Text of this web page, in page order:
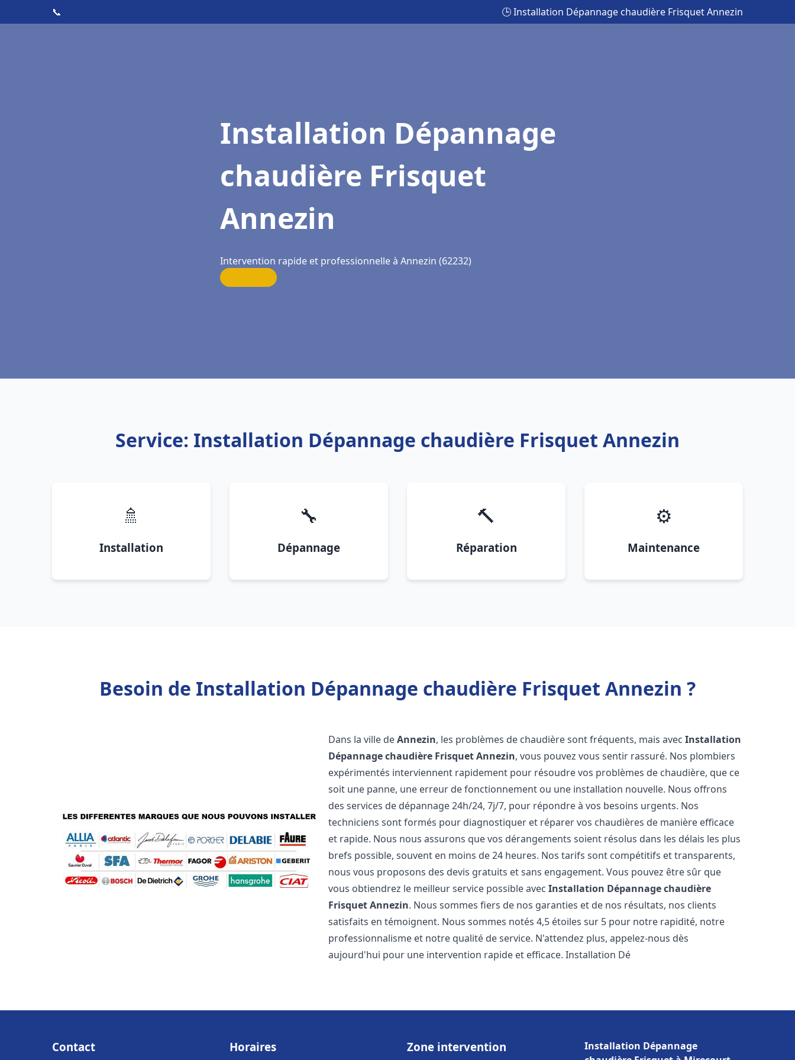
📞 🕒 Installation Dépannage chaudière Frisquet Annezin
Installation Dépannage
chaudière Frisquet
Annezin
Intervention rapide et professionnelle à Annezin (62232)
Service: Installation Dépannage chaudière Frisquet Annezin
🚿
Installation
🔧
Dépannage
🔨
Réparation
⚙️
Maintenance
Besoin de Installation Dépannage chaudière Frisquet Annezin ?
Dans la ville deAnnezin, les problèmes de chaudière sont fréquents, mais avecInstallation
Dépannage chaudière FrisquetAnnezin, vous pouvez vous sentir rassuré. Nos plombiers
expérimentés interviennent rapidement pour résoudre vos problèmes de chaudière, que ce
soit une panne, une erreur de fonctionnement ou une installation nouvelle. Nous offrons
des services de dépannage 24h/24, 7j/7, pour répondre à vos besoins urgents. Nos
techniciens sont formés pour diagnostiquer et réparer vos chaudières de manière efficace
et rapide. Nous nous assurons que vos dérangements soient résolus dans les délais les plus
brefs possible, souvent en moins de 24 heures. Nos tarifs sont compétitifs et transparents,
nous vous proposons des devis gratuits et sans engagement. Vous pouvez être sûr que
vous obtiendrez le meilleur service possible avecInstallation Dépannage chaudière
FrisquetAnnezin. Nous sommes fiers de nos garanties et de nos résultats, nos clients
satisfaits en témoignent. Nous sommes notés 4,5 étoiles sur 5 pour notre rapidité, notre
professionnalisme et notre qualité de service. N'attendez plus, appelez-nous dès
aujourd'hui pour une intervention rapide et efficace. Installation Dé
Contact Horaires Zone intervention
Installation Dépannage